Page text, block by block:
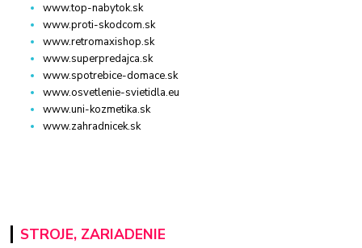
www.top-nabytok.sk
www.proti-skodcom.sk
www.retromaxishop.sk
www.superpredajca.sk
www.spotrebice-domace.sk
www.osvetlenie-svietidla.eu
www.uni-kozmetika.sk
www.zahradnicek.sk
STROJE, ZARIADENIE